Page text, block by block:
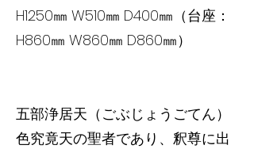
H1250㎜ W510㎜ D400㎜（台座：
H860㎜ W860㎜ D860㎜）
五部浄居天（ごぶじょうごてん）
色究竟天の聖者であり、釈尊に出